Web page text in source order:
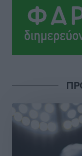
Ανατροπές στη
Σουηδός του!
Χατζηβασιλείου:
πριν 5